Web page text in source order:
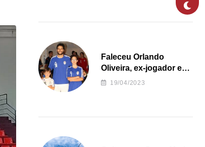
Faleceu Orlando
Oliveira, ex-jogador e
treinador da formação
19/04/2023